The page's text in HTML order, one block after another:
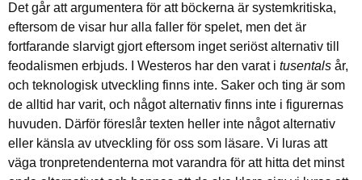
Det går att argumentera för att böckerna är systemkritiska,
eftersom de visar hur alla faller för spelet, men det är
fortfarande slarvigt gjort eftersom inget seriöst alternativ till
feodalismen erbjuds. I Westeros har den varat i tusentals år,
och teknologisk utveckling finns inte. Saker och ting är som
de alltid har varit, och något alternativ finns inte i figurernas
huvuden. Därför föreslår texten heller inte något alternativ
eller känsla av utveckling för oss som läsare. Vi luras att
väga tronpretendenterna mot varandra för att hitta det minst